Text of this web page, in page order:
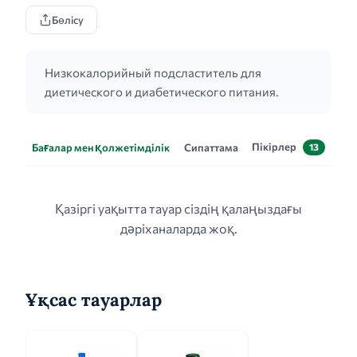
Бөлісу
Низкокалорийный подсластитель для
диетического и диабетического питания.
Бағалар мен қолжетімділік Сипаттама Пікірлер 13
Қазіргі уақытта тауар сіздің қалаңыздағы
дәріханаларда жоқ.
Ұқсас тауарлар